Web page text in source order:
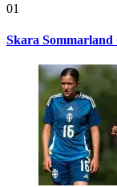
01
Skara Sommarland